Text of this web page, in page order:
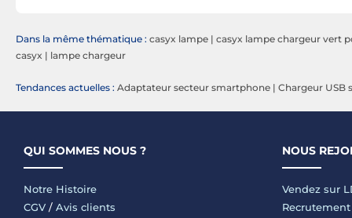
Dans la même thématique : casyx lampe | casyx lampe chargeur vert
casyx | lampe chargeur
Tendances actuelles : Adaptateur secteur smartphone | Chargeur USB
QUI SOMMES NOUS ?
Notre Histoire
CGV / Avis clients
NOUS
Vendez sur
Recrutement